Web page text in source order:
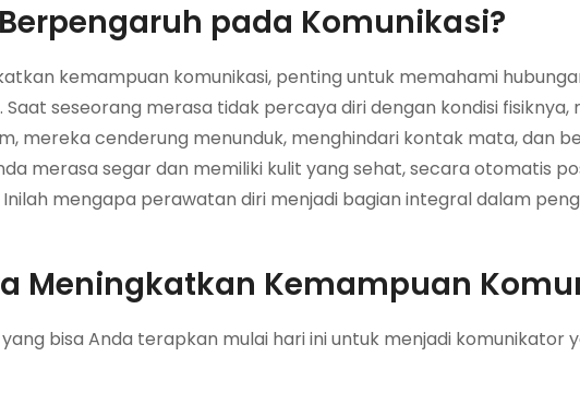
pada Komunikasi?
kemampuan komunikasi, penting untuk memahami
seseorang merasa tidak percaya diri dengan kondisi fisiknya,
mereka cenderung menunduk, menghindari kontak mata, dan
merasa segar dan memiliki kulit yang sehat, secara otomatis
mengapa perawatan diri menjadi bagian integral dalam
Meningkatkan Kemampuan
bisa Anda terapkan mulai hari ini untuk menjadi komunikator